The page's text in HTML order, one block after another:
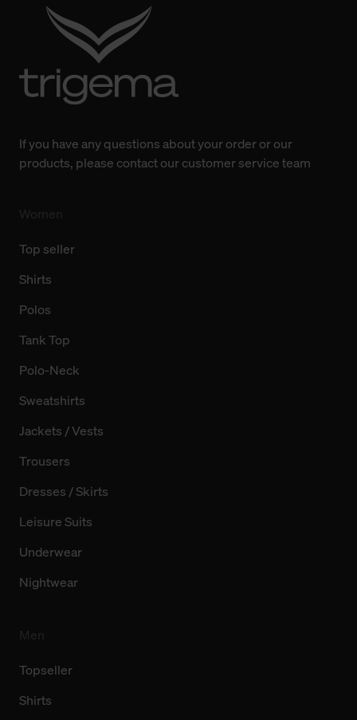
Änderung gesammelten Daten.
Weitere Informationen über Cookies und Web-
Technologien sowie die Nutzung Ihrer persönlichen Daten
finden Sie in unserer Datenschutzerklärung.
If you have any questions about your order or our
products, please contact our customer service team
Top seller
Shirts
Polos
Tank Top
Polo-Neck
Sweatshirts
Jackets / Vests
Trousers
Dresses / Skirts
Leisure Suits
Underwear
Nightwear
Topseller
Shirts